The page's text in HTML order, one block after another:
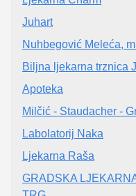
Juhart
Nuhbegović Meleća,
Biljna ljekarna trznica
Apoteka
Milčić - Staudacher -
Labolatorij Naka
Ljekarna Raša
GRADSKA